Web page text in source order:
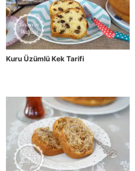
Kuru Üzümlü Kek Tarifi